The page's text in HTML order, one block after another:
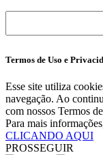
Termos de Uso e
Esse site utiliza
navegação. Ao
com nossos Termos
Para mais
CLICANDO AQUI
PROSSEGUIR